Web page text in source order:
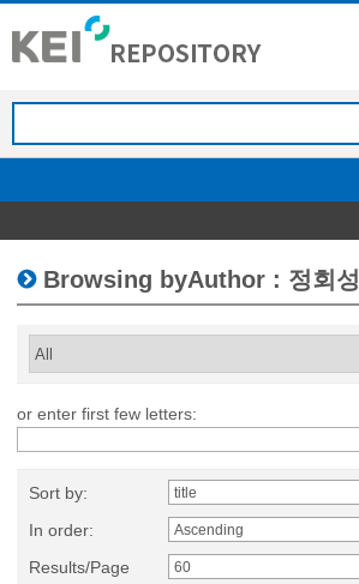
Browsing byAuthor : 정회성
or enter first few letters:
Sort by:
In order:
Results/Page